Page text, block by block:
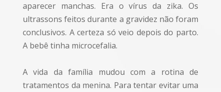
aparecer manchas. Era o vírus da zika. Os
ultrassons feitos durante a gravidez não foram
conclusivos. A certeza só veio depois do parto.
A bebê tinha microcefalia.
A vida da família mudou com a rotina de
tratamentos da menina. Para tentar evitar uma